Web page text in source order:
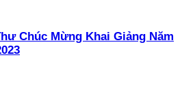
Chúc Mừng Khai Giảng Năm